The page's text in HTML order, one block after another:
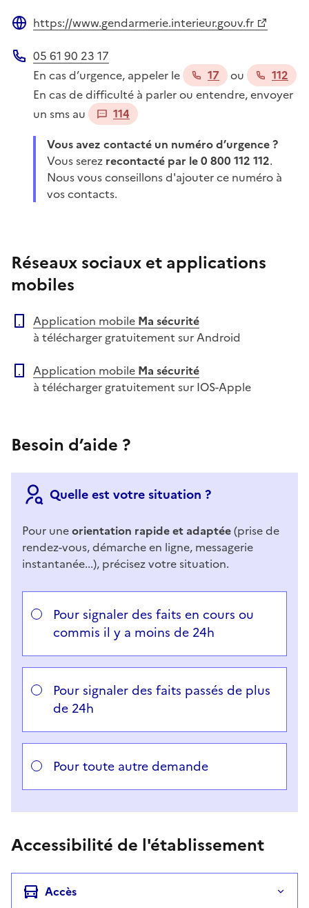
https://www.gendarmerie.interieur.gouv.fr
Téléphone
05 61 90 23 17
En cas d’urgence, appeler le
17 ou
112
En cas de difficulté à parler ou entendre, envoyer
un sms au
114
Vous avez contacté un numéro d’urgence ?
Vous serez recontacté par le 0 800 112 112.
Nous vous conseillons d'ajouter ce numéro à
vos contacts.
Réseaux sociaux et applications
mobiles
Application mobile Ma sécurité
à télécharger gratuitement sur Android
Application mobile Ma sécurité
à télécharger gratuitement sur IOS-Apple
Besoin d’aide ?
Quelle est votre situation ?
Pour uneorientation rapide et adaptée(prise de
rendez-vous, démarche en ligne, messagerie
instantanée...), précisez votre situation.
Répondez aux questions successives et les réponses
Vous avez choisi
Pour signaler des faits en cours ou
commis il y a moins de 24h
Pour signaler des faits passés de plus
de 24h
Pour toute autre demande
Accessibilité de l'établissement
Accès